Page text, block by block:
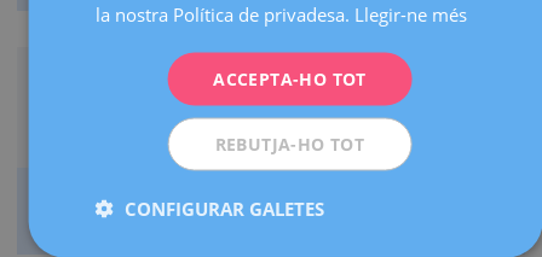
Podràs disposar del vídeo i fotos digitals al moment. A
més, podràs triar dues d’elles per rebre-les impreses.
la nostra Política de privadesa. Llegir-ne més
ACCEPTA-HO TOT
REBUTJA-HO TOT
CONFIGURAR GALETES